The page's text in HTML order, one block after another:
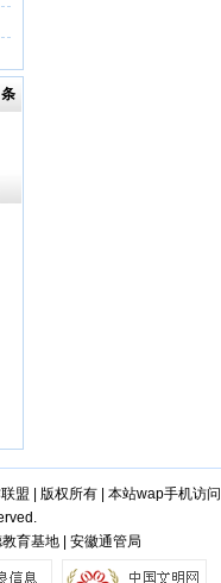
条
盟 版权所有| 本站wap手机访问
育基地 | 安徽通管局